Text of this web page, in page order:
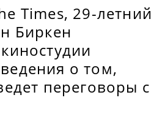
Times, 29-летний
Биркен
о том,
переговоры с